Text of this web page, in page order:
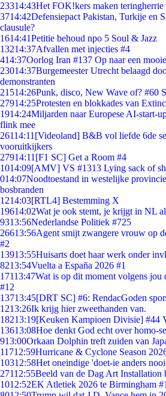
23314:43Het FOK!kers maken teringherrie
3714:42Defensiepact Pakistan, Turkije en
clausule?
1614:41Petitie behoud npo 5 Soul & Jazz
13214:37Afvallen met injecties #4
414:37Oorlog Iran #137 Op naar een
23014:37Burgemeester Utrecht belaagd
demonstranten
21514:26Punk, disco, New Wave of? #60
27914:25Protesten en blokkades van
1914:24Miljarden naar Europese AI-start-
flink mee
26114:11 [Videoland] B&B vol liefde 6de
vooruitkijkers
27914:11 [F1 SC] Get a Room #4
1014:09[AMV] VS #1313 Lying sack of
014:07Noodtoestand in westelijke
bosbranden
1214:03[RTL4] Bestemming X
19614:02Wat je ook stemt, je krijgt in NL
9313:56Nederlandse Politiek #725
26613:56Agent smijt zwangere vrouw op
#2
13913:55Huisarts doet haar werk onder
8213:54Vuelta a España 2026 #1
17113:47Wat is op dit moment volgens jou
#12
13713:45[DRT SC] #6: RendacGoden
1213:26Ik krijg hier zweethanden van.
18213:19[Keuken Kampioen Divisie] #44
13613:08Hoe denkt God echt over homo-
913:00Orkaan Dolphin treft zuiden van
11712:59Hurricane & Cyclone Season
10312:58Het oneindige 'doet-ie anders
27112:55Beeld van de Dag Art Installation
1012:52EK Atletiek 2026 te Birmingham #1